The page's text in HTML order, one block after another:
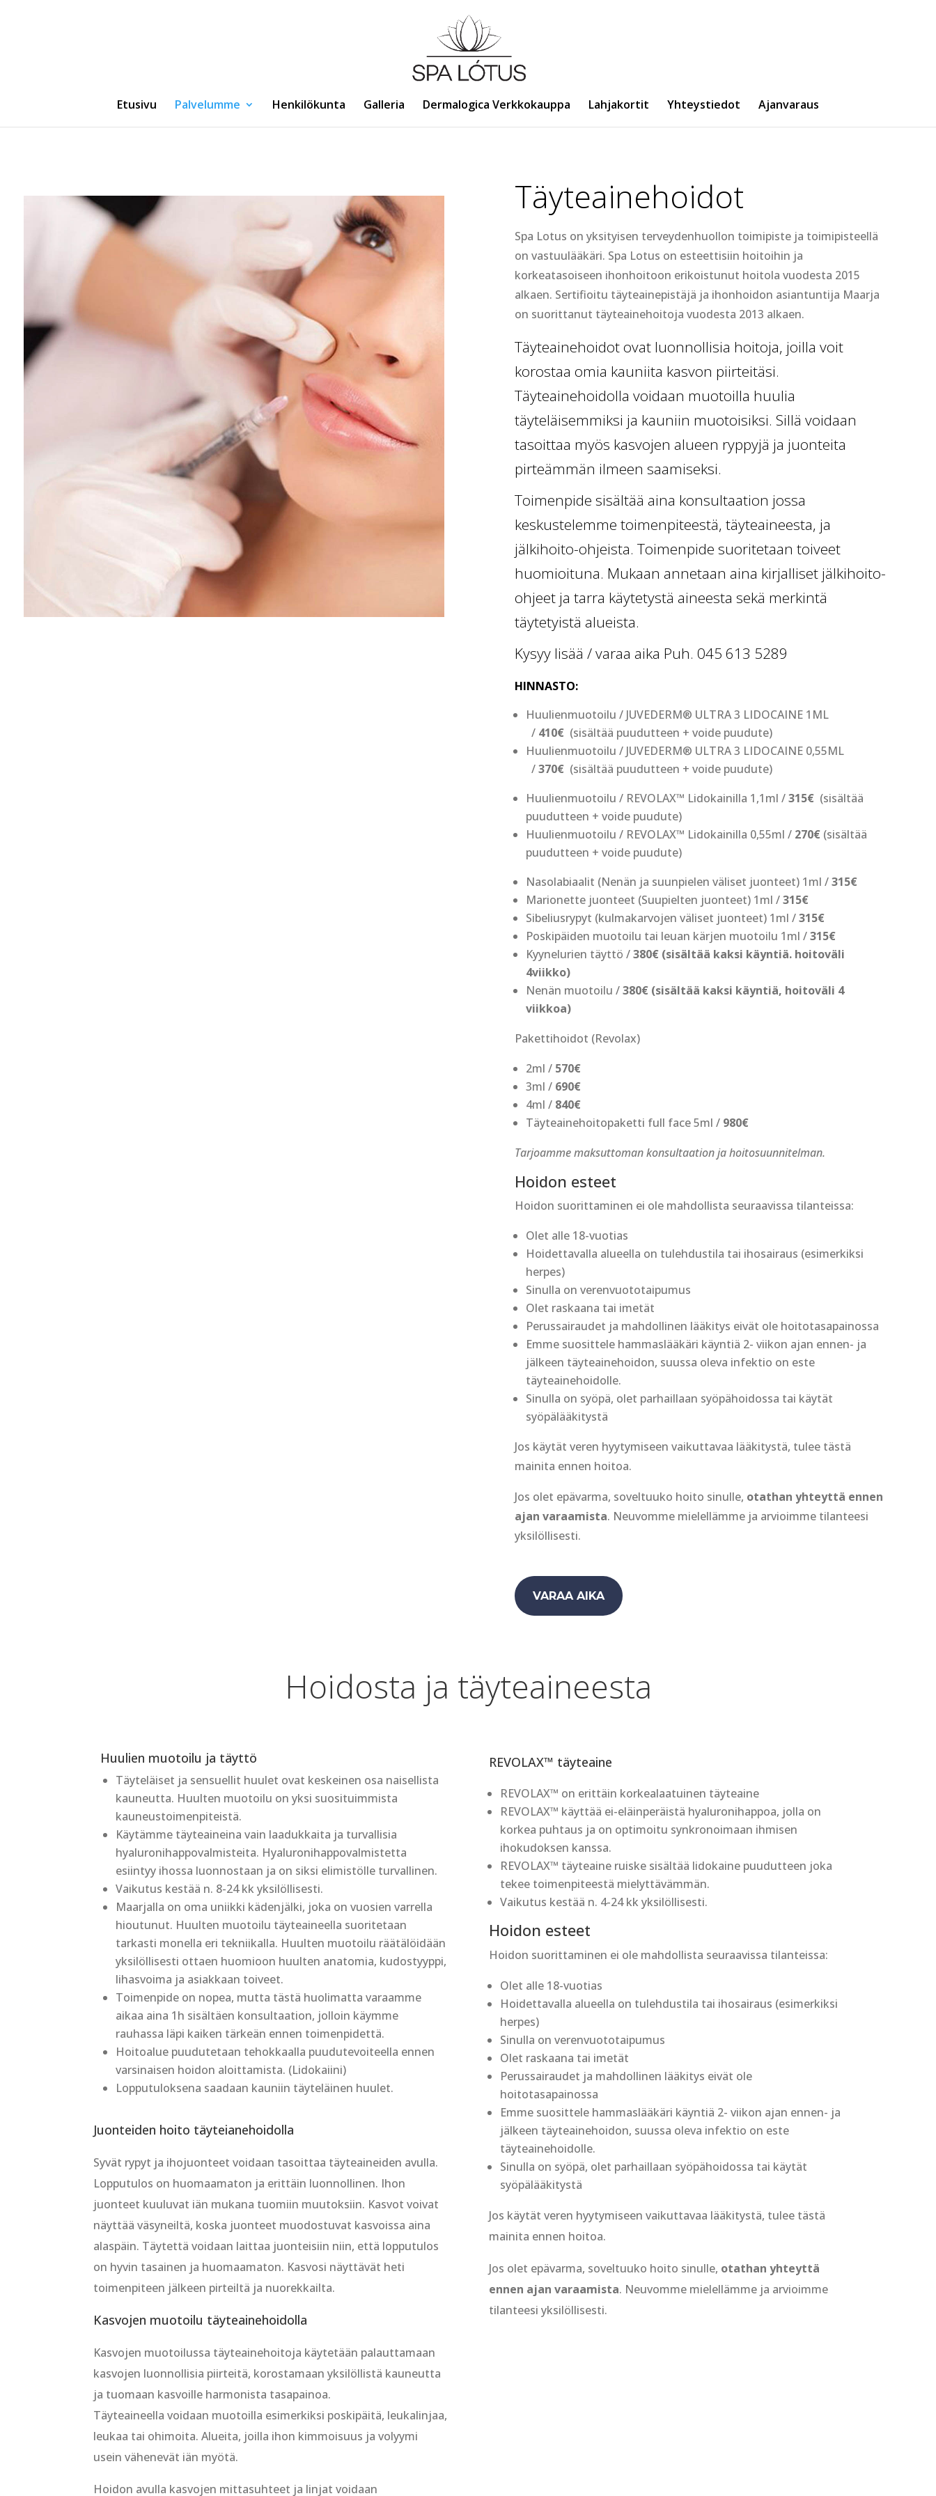
Etusivu Palvelumme Henkilökunta Galleria Dermalogica Verkkokauppa Lahjakortit Yhteystiedot Ajanvaraus
Täyteainehoidot
Spa Lotus on yksityisen terveydenhuollon toimipiste ja toimipisteellä
on vastuulääkäri. Spa Lotus on esteettisiin hoitoihin ja
korkeatasoiseen ihonhoitoon erikoistunut hoitola vuodesta 2015
alkaen. Sertifioitu täyteainepistäjä ja ihonhoidon asiantuntija Maarja
on suorittanut täyteainehoitoja vuodesta 2013 alkaen.
Täyteainehoidot ovat luonnollisia hoitoja, joilla voit
korostaa omia kauniita kasvon piirteitäsi.
Täyteainehoidolla voidaan muotoilla huulia
täyteläisemmiksi ja kauniin muotoisiksi. Sillä voidaan
tasoittaa myös kasvojen alueen ryppyjä ja juonteita
pirteämmän ilmeen saamiseksi.
Toimenpide sisältää aina konsultaation jossa
keskustelemme toimenpiteestä, täyteaineesta, ja
jälkihoito-ohjeista. Toimenpide suoritetaan toiveet
huomioituna. Mukaan annetaan aina kirjalliset jälkihoito-
ohjeet ja tarra käytetystä aineesta sekä merkintä
täytetyistä alueista.
Kysyy lisää / varaa aika Puh. 045 613 5289
HINNASTO:
Huulienmuotoilu / JUVEDERM® ULTRA 3 LIDOCAINE 1ML
/ 410€ (sisältää puudutteen + voide puudute)
Huulienmuotoilu / JUVEDERM® ULTRA 3 LIDOCAINE 0,55ML
/370€ (sisältää puudutteen + voide puudute)
Huulienmuotoilu / REVOLAX™ Lidokainilla 1,1ml /315€ (sisältää
puudutteen + voide puudute)
Huulienmuotoilu / REVOLAX™ Lidokainilla 0,55ml / 270€ (sisältää
puudutteen + voide puudute)
Nasolabiaalit (Nenän ja suunpielen väliset juonteet) 1ml /315€
Marionette juonteet (Suupielten juonteet) 1ml /315€
Sibeliusrypyt (kulmakarvojen väliset juonteet) 1ml /315€
Poskipäiden muotoilu tai leuan kärjen muotoilu 1ml /315€
Kyynelurien täyttö /380€ (sisältää kaksi käyntiä. hoitoväli
4viikko)
Nenän muotoilu /380€ (sisältää kaksi käyntiä, hoitoväli 4
viikkoa)
Pakettihoidot (Revolax)
2ml / 570€
3ml / 690€
4ml / 840€
Täyteainehoitopaketti full face 5ml / 980€
Tarjoamme maksuttoman konsultaation ja hoitosuunnitelman.
Hoidon esteet
Hoidon suorittaminen ei ole mahdollista seuraavissa tilanteissa:
Olet alle 18-vuotias
Hoidettavalla alueella on tulehdustila tai ihosairaus (esimerkiksi
herpes)
Sinulla on verenvuototaipumus
Olet raskaana tai imetät
Perussairaudet ja mahdollinen lääkitys eivät ole hoitotasapainossa
Emme suosittele hammaslääkäri käyntiä 2- viikon ajan ennen- ja
jälkeen täyteainehoidon, suussa oleva infektio on este
täyteainehoidolle.
Sinulla on syöpä, olet parhaillaan syöpähoidossa tai käytät
syöpälääkitystä
Jos käytät veren hyytymiseen vaikuttavaa lääkitystä, tulee tästä
mainita ennen hoitoa.
Jos olet epävarma, soveltuuko hoito sinulle, otathan yhteyttä ennen
ajan varaamista. Neuvomme mielellämme ja arvioimme tilanteesi
yksilöllisesti.
VARAA AIKA
Hoidosta ja täyteaineesta
Huulien muotoilu ja täyttö
Täyteläiset ja sensuellit huulet ovat keskeinen osa naisellista
kauneutta. Huulten muotoilu on yksi suosituimmista
kauneustoimenpiteistä.
Käytämme täyteaineina vain laadukkaita ja turvallisia
hyaluronihappovalmisteita. Hyaluronihappovalmistetta
esiintyy ihossa luonnostaan ja on siksi elimistölle turvallinen.
Vaikutus kestää n. 8-24 kk yksilöllisesti.
Maarjalla on oma uniikki kädenjälki, joka on vuosien varrella
hioutunut. Huulten muotoilu täyteaineella suoritetaan
tarkasti monella eri tekniikalla. Huulten muotoilu räätälöidään
yksilöllisesti ottaen huomioon huulten anatomia, kudostyyppi,
lihasvoima ja asiakkaan toiveet.
Toimenpide on nopea, mutta tästä huolimatta varaamme
aikaa aina 1h sisältäen konsultaation, jolloin käymme
rauhassa läpi kaiken tärkeän ennen toimenpidettä.
Hoitoalue puudutetaan tehokkaalla puudutevoiteella ennen
varsinaisen hoidon aloittamista. (Lidokaiini)
Lopputuloksena saadaan kauniin täyteläinen huulet.
Juonteiden hoito täyteianehoidolla
Syvät rypyt ja ihojuonteet voidaan tasoittaa täyteaineiden avulla.
Lopputulos on huomaamaton ja erittäin luonnollinen. Ihon
juonteet kuuluvat iän mukana tuomiin muutoksiin. Kasvot voivat
näyttää väsyneiltä, koska juonteet muodostuvat kasvoissa aina
alaspäin. Täytettä voidaan laittaa juonteisiin niin, että lopputulos
on hyvin tasainen ja huomaamaton. Kasvosi näyttävät heti
toimenpiteen jälkeen pirteiltä ja nuorekkailta.
Kasvojen muotoilu täyteainehoidolla
Kasvojen muotoilussa täyteainehoitoja käytetään palauttamaan
kasvojen luonnollisia piirteitä, korostamaan yksilöllistä kauneutta
ja tuomaan kasvoille harmonista tasapainoa.
Täyteaineella voidaan muotoilla esimerkiksi poskipäitä, leukalinjaa,
leukaa tai ohimoita. Alueita, joilla ihon kimmoisuus ja volyymi
usein vähenevät iän myötä.
Hoidon avulla kasvojen mittasuhteet ja linjat voidaan
REVOLAX™ täyteaine
REVOLAX™ on erittäin korkealaatuinen täyteaine
REVOLAX™ käyttää ei-eläinperäistä hyaluronihappoa, jolla on
korkea puhtaus ja on optimoitu synkronoimaan ihmisen
ihokudoksen kanssa.
REVOLAX™ täyteaine ruiske sisältää lidokaine puudutteen joka
tekee toimenpiteestä mielyttävämmän.
Vaikutus kestää n. 4-24 kk yksilöllisesti.
Hoidon esteet
Hoidon suorittaminen ei ole mahdollista seuraavissa tilanteissa:
Olet alle 18-vuotias
Hoidettavalla alueella on tulehdustila tai ihosairaus (esimerkiksi
herpes)
Sinulla on verenvuototaipumus
Olet raskaana tai imetät
Perussairaudet ja mahdollinen lääkitys eivät ole
hoitotasapainossa
Emme suosittele hammaslääkäri käyntiä 2- viikon ajan ennen- ja
jälkeen täyteainehoidon, suussa oleva infektio on este
täyteainehoidolle.
Sinulla on syöpä, olet parhaillaan syöpähoidossa tai käytät
syöpälääkitystä
Jos käytät veren hyytymiseen vaikuttavaa lääkitystä, tulee tästä
mainita ennen hoitoa.
Jos olet epävarma, soveltuuko hoito sinulle, otathan yhteyttä
ennen ajan varaamista. Neuvomme mielellämme ja arvioimme
tilanteesi yksilöllisesti.